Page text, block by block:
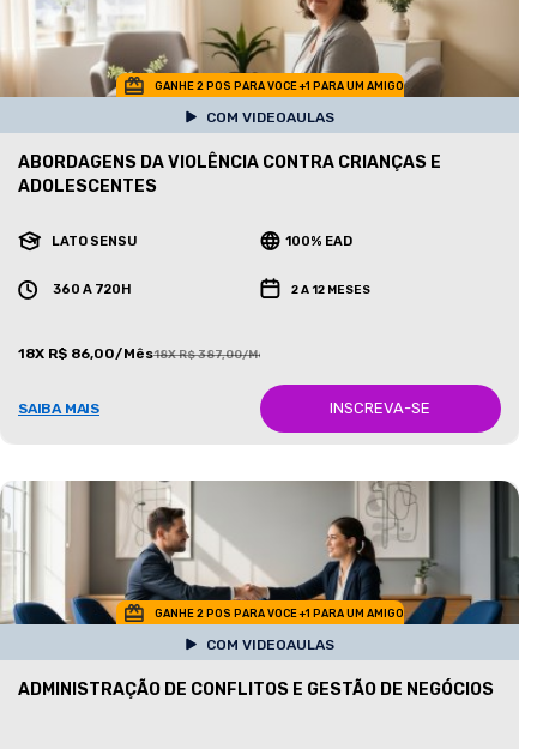
GANHE 2 POS PARA VOCE +1 PARA UM AMIGO
COM VIDEOAULAS
ABORDAGENS DA VIOLÊNCIA CONTRA CRIANÇAS E
ADOLESCENTES
LATO SENSU 100% EAD
360 A 720H 2 A 12 MESES
18X R$ 86,00/Mês18X R$ 387,00/Mês
SAIBA MAIS INSCREVA-SE
GANHE 2 POS PARA VOCE +1 PARA UM AMIGO
COM VIDEOAULAS
ADMINISTRAÇÃO DE CONFLITOS E GESTÃO DE NEGÓCIOS